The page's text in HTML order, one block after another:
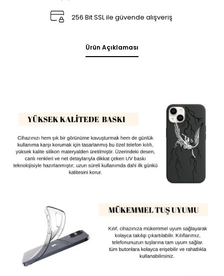
256 Bit SSL ile güvende alışveriş
Ürün Açıklaması